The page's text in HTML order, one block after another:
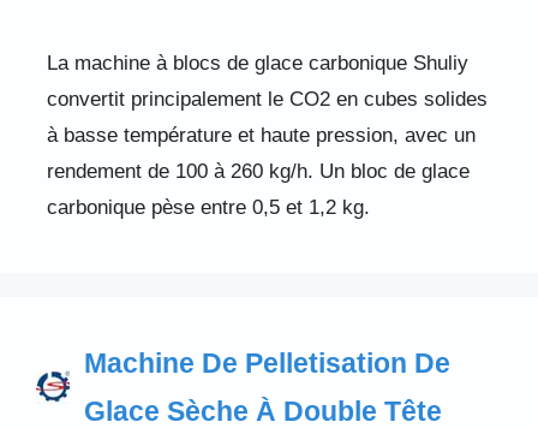
La machine à blocs de glace carbonique Shuliy
convertit principalement le CO2 en cubes solides
à basse température et haute pression, avec un
rendement de 100 à 260 kg/h. Un bloc de glace
carbonique pèse entre 0,5 et 1,2 kg.
Machine De Pelletisation De
Glace Sèche À Double Tête